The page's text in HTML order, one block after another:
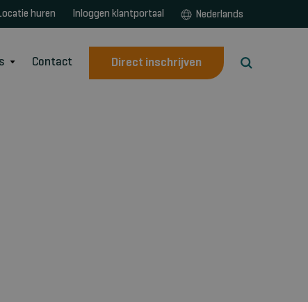
huren Inloggen klantportaal Nederlands
Contact Direct inschrijven